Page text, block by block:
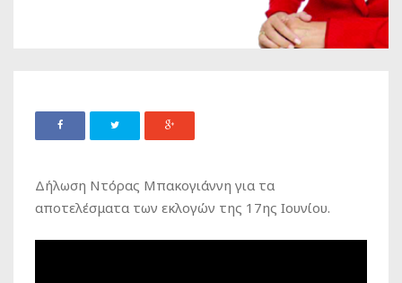
Δήλωση Ντόρας Μπακογιάννη για τα
αποτελέσματα των εκλογών της 17ης Ιουνίου.